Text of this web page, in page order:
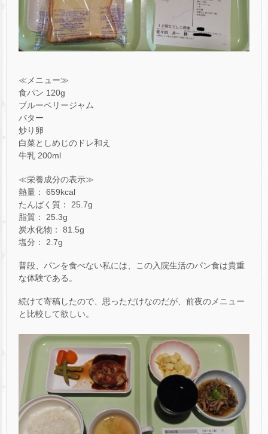
≪メニュー≫
食パン 120g
ブルーベリージャム
バター
炒り卵
白菜としめじのドレ和え
牛乳 200ml
≪栄養成分の表示≫
熱量： 659kcal
たんぱく質： 25.7g
脂質： 25.3g
炭水化物： 81.5g
塩分： 2.7g
普段、パンを食べない私には、この入院生活のパン食は貴重
な体験である。
続けて寄稿したので、思っただけなのだが、前夜のメニュー
と比較して欲しい。